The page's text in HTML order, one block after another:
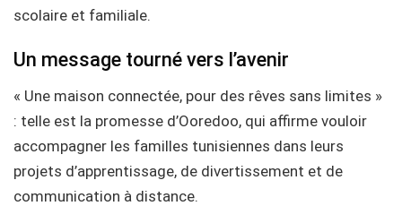
scolaire et familiale.
Un message tourné vers l’avenir
« Une maison connectée, pour des rêves sans limites »
: telle est la promesse d’Ooredoo, qui affirme vouloir
accompagner les familles tunisiennes dans leurs
projets d’apprentissage, de divertissement et de
communication à distance.